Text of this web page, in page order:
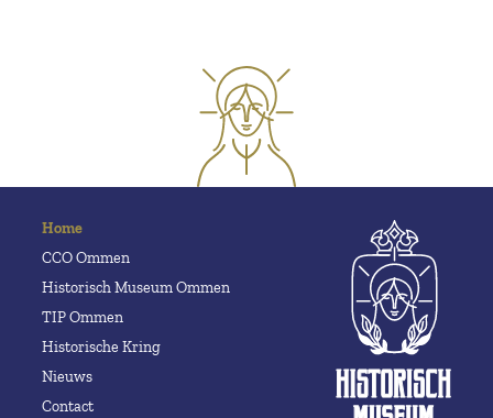
Home
CCO Ommen
Historisch Museum Ommen
TIP Ommen
Historische Kring
Nieuws
Contact